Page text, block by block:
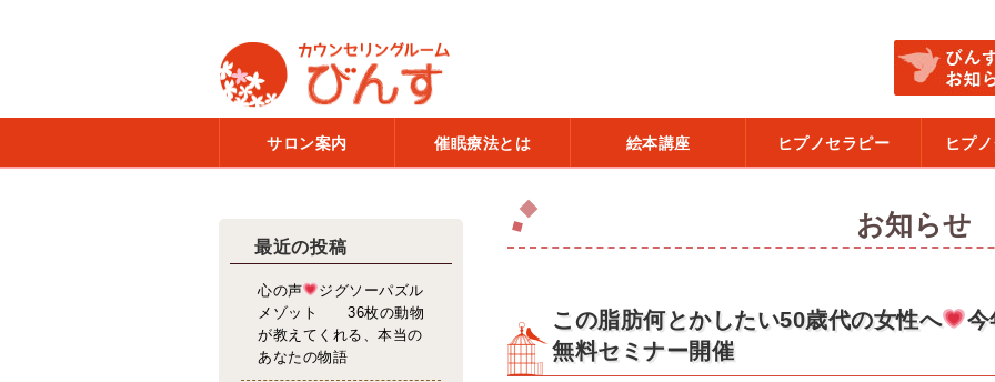
サロン案内 催眠療法とは 絵本講座 ヒプノセラピー ヒプ
お知らせ
この脂肪何とかしたい50歳代の女性へ
今
無料セミナー開催
最近の投稿
心の声
ジグソーパズル
メゾット 36枚の動物
が教えてくれる、本当の
あなたの物語